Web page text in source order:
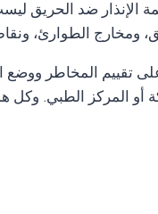
ضد الحريق
ومخارج الطوارئ،
على تقييم المخاطر
المركز الطبي. وكل